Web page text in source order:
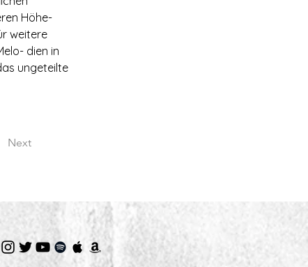
Höhe-
weitere
dien in
ungeteilte
Next